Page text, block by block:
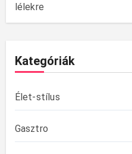
lélekre
Kategóriák
Élet-stílus
Gasztro